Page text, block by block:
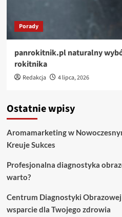
Porady
panrokitnik.pl naturalny
rokitnika
Redakcja 4 lipca, 2026
Ostatnie wpisy
Aromamarketing w
Kreuje Sukces
Profesjonalna diagnostyka
warto?
Centrum Diagnostyki
wsparcie dla Twojego zdrowia